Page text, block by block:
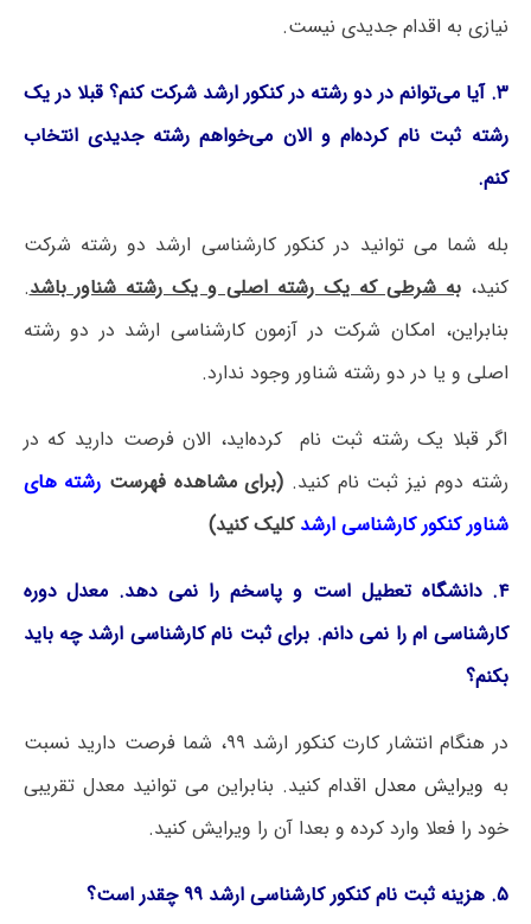
نیازی به اقدام جدیدی نیست.
۳. آیا می‌توانم در دو رشته در کنکور ارشد شرکت کنم؟ قبلا در یک
رشته ثبت نام کرده‌ام و الان می‌خواهم رشته جدیدی انتخاب
کنم.
بله شما می توانید در کنکور کارشناسی ارشد دو رشته شرکت
کنید،به شرطی که یک رشته اصلی و یک رشته شناور باشد.
بنابراین، امکان شرکت در آزمون کارشناسی ارشد در دو رشته
اصلی و یا در دو رشته شناور وجود ندارد.
اگر قبلا یک رشته ثبت نام کرده‌اید، الان فرصت دارید که در
رشته دوم نیز ثبت نام کنید. (برای مشاهده فهرست رشته های
شناور کنکور کارشناسی ارشد کلیک کنید)
۴. دانشگاه تعطیل است و پاسخم را نمی دهد. معدل دوره
کارشناسی ام را نمی دانم. برای ثبت نام کارشناسی ارشد چه باید
بکنم؟
در هنگام انتشار کارت کنکور ارشد ۹۹، شما فرصت دارید نسبت
به ویرایش معدلاقدام کنید. بنابراین می توانید معدل تقریبی
خود را فعلا وارد کرده و بعدا آن را ویرایش کنید.
۵. هزینه ثبت نام کنکور کارشناسی ارشد ۹۹ چقدر است؟